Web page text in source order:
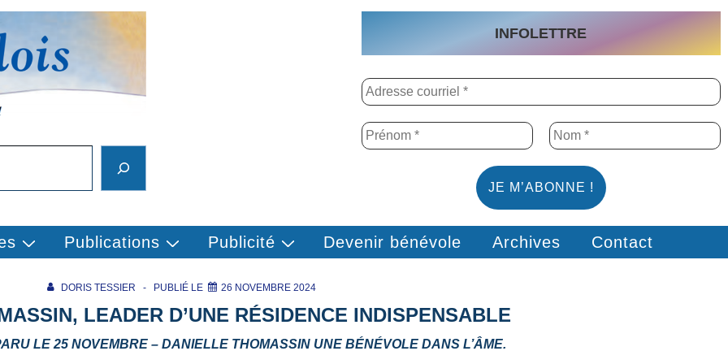
INFOLETTRE
Publications Publicité Devenir bénévole Archives Contact
DORIS TESSIER PUBLIÉ LE 26 NOVEMBRE 2024
LEADER D’UNE RÉSIDENCE INDISPENSABLE
LE 25 NOVEMBRE – DANIELLE THOMASSIN UNE BÉNÉVOLE DANS L’ÂME.